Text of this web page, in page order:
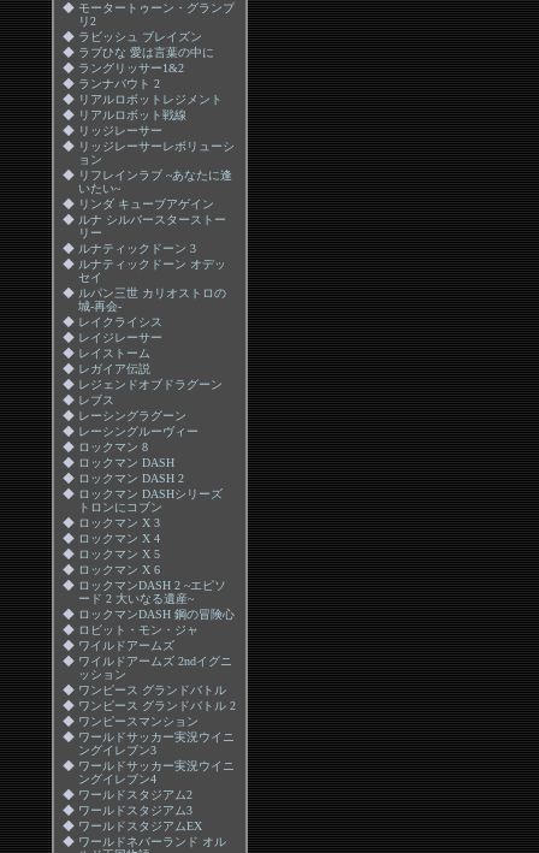
◆ モータートゥーン・グランプ
リ2
◆ ラビッシュ ブレイズン
◆ ラブひな 愛は言葉の中に
◆ ラングリッサー1&2
◆ ランナバウト 2
◆ リアルロボットレジメント
◆ リアルロボット戦線
◆ リッジレーサー
◆ リッジレーサーレボリューシ
ョン
◆ リフレインラブ ~あなたに逢
いたい~
◆ リンダ キューブアゲイン
◆ ルナ シルバースターストー
リー
◆ ルナティックドーン 3
◆ ルナティックドーン オデッ
セイ
◆ ルパン三世 カリオストロの
城-再会-
◆ レイクライシス
◆ レイジレーサー
◆ レイストーム
◆ レガイア伝説
◆ レジェンドオブドラグーン
◆ レブス
◆ レーシングラグーン
◆ レーシングルーヴィー
◆ ロックマン 8
◆ ロックマン DASH
◆ ロックマン DASH 2
◆ ロックマン DASHシリーズ
トロンにコブン
◆ ロックマン X 3
◆ ロックマン X 4
◆ ロックマン X 5
◆ ロックマン X 6
◆ ロックマンDASH 2 ~エピソ
ード 2 大いなる遺産~
◆ ロックマンDASH 鋼の冒険心
◆ ロビット・モン・ジャ
◆ ワイルドアームズ
◆ ワイルドアームズ 2ndイグニ
ッション
◆ ワンピース グランドバトル
◆ ワンピース グランドバトル 2
◆ ワンピースマンション
◆ ワールドサッカー実況ウイニ
ングイレブン3
◆ ワールドサッカー実況ウイニ
ングイレブン4
◆ ワールドスタジアム2
◆ ワールドスタジアム3
◆ ワールドスタジアムEX
◆ ワールドネバーランド オル